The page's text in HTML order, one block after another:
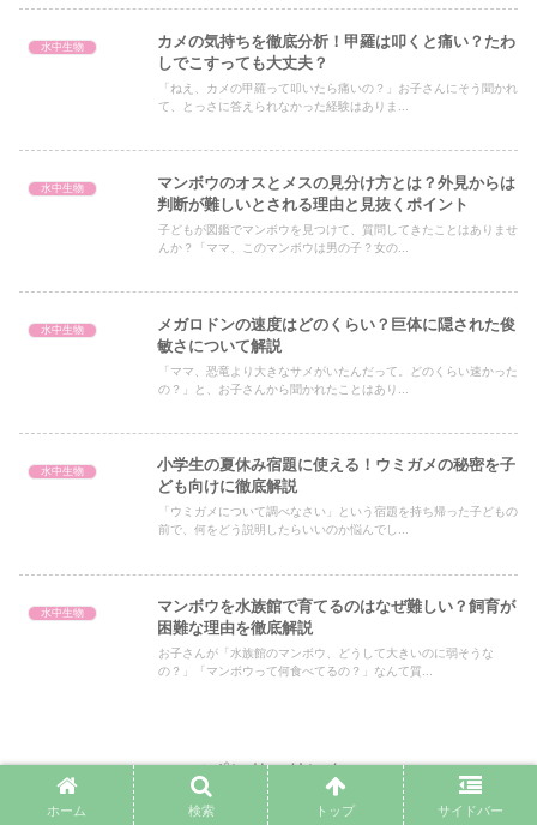
水中生物
カメの気持ちを徹底分析！甲羅は叩くと痛い？たわ
しでこすっても大丈夫？
「ねえ、カメの甲羅って叩いたら痛いの？」お子さんにそう聞かれ
て、とっさに答えられなかった経験はありま...
水中生物
マンボウのオスとメスの見分け方とは？外見からは
判断が難しいとされる理由と見抜くポイント
子どもが図鑑でマンボウを見つけて、質問してきたことはありませ
んか？「ママ、このマンボウは男の子？女の...
水中生物
メガロドンの速度はどのくらい？巨体に隠された俊
敏さについて解説
「ママ、恐竜より大きなサメがいたんだって。どのくらい速かった
の？」と、お子さんから聞かれたことはあり...
水中生物
小学生の夏休み宿題に使える！ウミガメの秘密を子
ども向けに徹底解説
「ウミガメについて調べなさい」という宿題を持ち帰った子どもの
前で、何をどう説明したらいいのか悩んでし...
水中生物
マンボウを水族館で育てるのはなぜ難しい？飼育が
困難な理由を徹底解説
お子さんが「水族館のマンボウ、どうして大きいのに弱そうな
の？」「マンボウって何食べてるの？」なんて質...
スポンサーリンク
ホーム 検索 トップ サイドバー